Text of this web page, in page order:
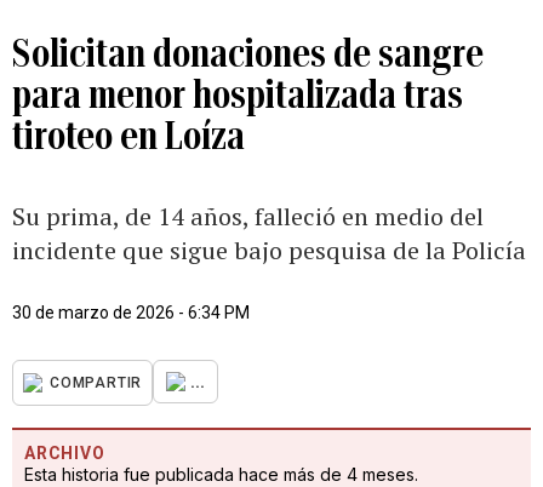
Solicitan donaciones de sangre
para menor hospitalizada tras
tiroteo en Loíza
Su prima, de 14 años, falleció en medio del
incidente que sigue bajo pesquisa de la Policía
30 de marzo de 2026 - 6:34 PM
COMPARTIR ...
ARCHIVO
Esta historia fue publicada hace más de 4 meses.